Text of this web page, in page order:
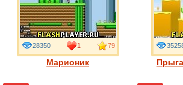
Марионик
28350 1 79